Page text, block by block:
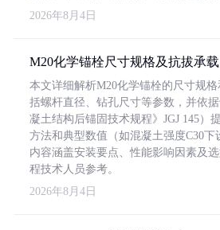
2026年8月4日
M20化学锚栓尺寸规格及抗拔承
本文详细解析M20化学锚栓的尺寸规
括螺杆直径、钻孔尺寸等参数，并依
凝土结构后锚固技术规程》JGJ 145）
方法和典型数值（如混凝土强度C30下
内容涵盖安装要点、性能影响因素及
程技术人员参考。
2026年8月4日